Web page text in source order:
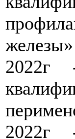
железы»
2022г
2022г